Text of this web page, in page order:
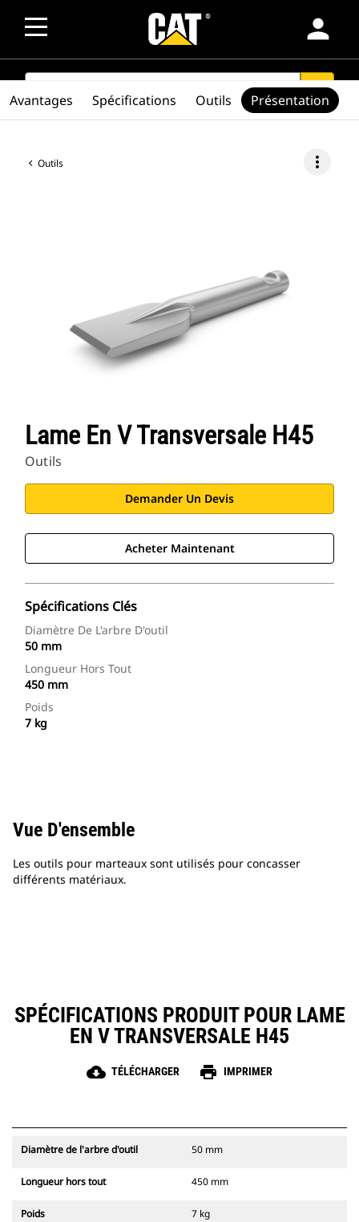
person
SEARCH search
Outils more_vert
Lame En V Transversale H45
Outils
Demander Un Devis
Acheter Maintenant
Spécifications Clés
Diamètre De L'arbre D'outil
50 mm
Longueur Hors Tout
450 mm
Poids
7 kg
Avantages Spécifications Outils Présentation
Vue D'ensemble
Les outils pour marteaux sont utilisés pour concasser
différents matériaux.
SPÉCIFICATIONS PRODUIT POUR LAME
EN V TRANSVERSALE H45
cloud_download TÉLÉCHARGER print IMPRIMER
Diamètre de l'arbre d'outil 50 mm
Longueur hors tout 450 mm
Poids 7 kg